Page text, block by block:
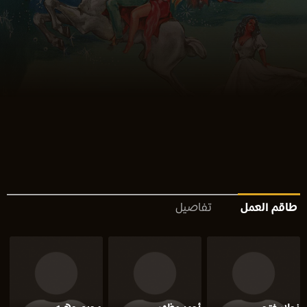
طاقم العمل تفاصيل